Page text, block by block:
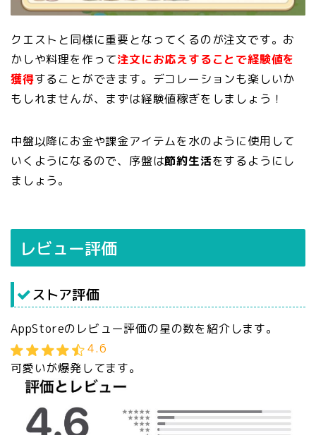
クエストと同様に重要となってくるのが注文です。お
かしや料理を作って注文にお応えすることで経験値を
獲得することができます。デコレーションも楽しいか
もしれませんが、まずは経験値稼ぎをしましょう！
中盤以降にお金や課金アイテムを水のように使用して
いくようになるので、序盤は節約生活をするようにし
ましょう。
レビュー評価
ストア評価
AppStoreのレビュー評価の星の数を紹介します。
4.6
可愛いが爆発してます。